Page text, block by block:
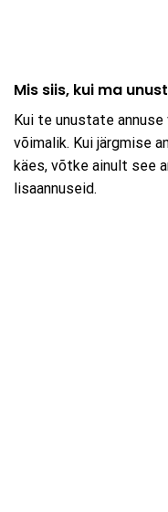
Mis siis, kui ma
Kui te unustate
võimalik. Kui järgmise
käes, võtke ainult see
lisaannuseid.